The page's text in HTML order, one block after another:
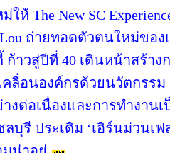
ให้ The New SC
ถ่ายทอดตัวตนใหม่ขอ
ก้าวสู่ปีที่ 40 เดินหน้าสร้า
คลื่อนองค์กรด้วยนวัตกรร
งต่อเนื่องและการทำงาน
บุรี ประเดิม ‘เอิร์นม่วนเฟ